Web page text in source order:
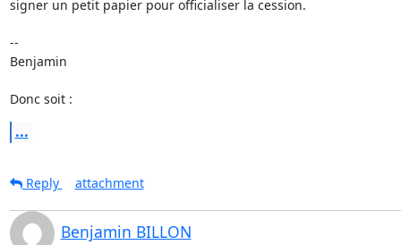
signer un petit papier pour officialiser la cession.
--
Benjamin
Donc soit :
...
Reply attachment
Benjamin BILLON